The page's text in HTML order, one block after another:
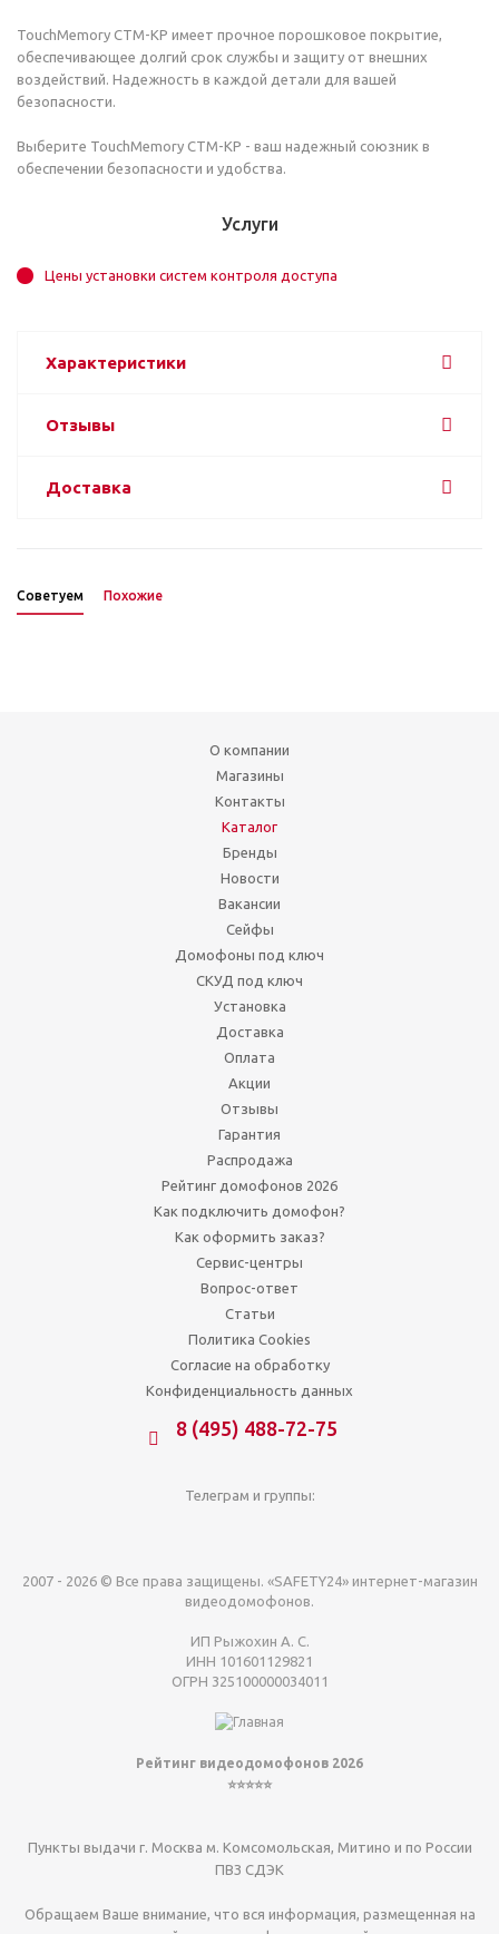
TouchMemory CTM-KP имеет прочное порошковое покрытие,
обеспечивающее долгий срок службы и защиту от внешних
воздействий. Надежность в каждой детали для вашей
безопасности.
Выберите TouchMemory CTM-KP - ваш надежный союзник в
обеспечении безопасности и удобства.
Услуги
Цены установки систем контроля доступа
Характеристики
Отзывы
Доставка
Советуем Похожие
О компании
Магазины
Контакты
Каталог
Бренды
Новости
Вакансии
Сейфы
Домофоны под ключ
СКУД под ключ
Установка
Доставка
Оплата
Акции
Отзывы
Гарантия
Распродажа
Рейтинг домофонов 2026
Как подключить домофон?
Как оформить заказ?
Сервис-центры
Вопрос-ответ
Статьи
Политика Cookies
Согласие на обработку
Конфиденциальность данных
8 (495) 488-72-75
Телеграм и группы:
2007 - 2026 © Все права защищены. «SAFETY24» интернет-магазин
видеодомофонов.
ИП Рыжохин А. С.
ИНН 101601129821
ОГРН 325100000034011
Рейтинг видеодомофонов 2026
⭐⭐⭐⭐⭐
Пункты выдачи г. Москва м. Комсомольская, Митино и по России
ПВЗ СДЭК
Обращаем Ваше внимание, что вся информация, размещенная на